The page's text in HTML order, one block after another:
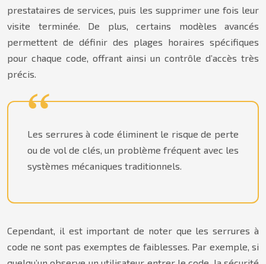
prestataires de services, puis les supprimer une fois leur
visite terminée. De plus, certains modèles avancés
permettent de définir des plages horaires spécifiques
pour chaque code, offrant ainsi un contrôle d’accès très
précis.
Les serrures à code éliminent le risque de perte
ou de vol de clés, un problème fréquent avec les
systèmes mécaniques traditionnels.
Cependant, il est important de noter que les serrures à
code ne sont pas exemptes de faiblesses. Par exemple, si